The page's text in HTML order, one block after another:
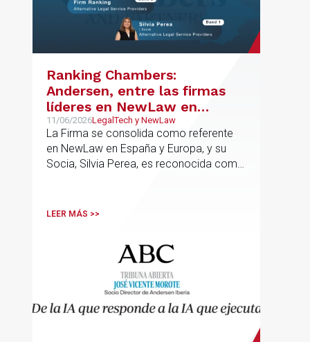
Ranking Chambers:
Andersen, entre las firmas
líderes en NewLaw en
España y Europa
11/06/2026LegalTech y NewLaw
La Firma se consolida como referente
en NewLaw en España y Europa, y su
Socia, Silvia Perea, es reconocida como
LEER MÁS >>